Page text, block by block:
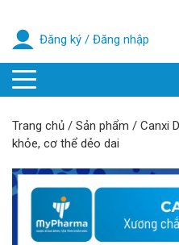
Đăng ký / Đăng nhập
Trang chủ / Sản phẩm / Canxi
khỏe, cơ thể dẻo dai